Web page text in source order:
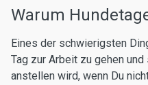
Warum
Eines der schwierigsten
Tag zur Arbeit zu gehen
anstellen wird, wenn Du